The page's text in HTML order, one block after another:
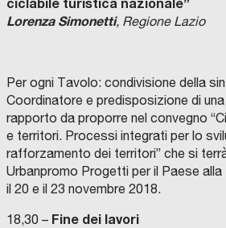
Lorenza Simonetti, Regione Lazio
Per ogni Tavolo: condivisione della
Coordinatore e predisposizione di
rapporto da proporre nel convegno
e territori. Processi integrati per lo
rafforzamento dei territori” che si
Urbanpromo Progetti per il Paese alla
il 20 e il 23 novembre 2018.
18,30 – Fine dei lavori